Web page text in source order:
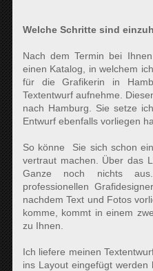
Welche Schritte sind
Nach dem Termin bei
einen Katalog, in welchem
für die Grafikerin in
Textentwurf aufnehme.
nach Hamburg. Sie setze
Entwurf ebenfalls vorliegen
So könne Sie sich schon
vertraut machen. Über das
Ganze noch nichts
professionellen
nachdem Text und Fotos
komme, kommt in einem
zu Ihnen.
Ich liefere meinen
ins Layout eingefügt